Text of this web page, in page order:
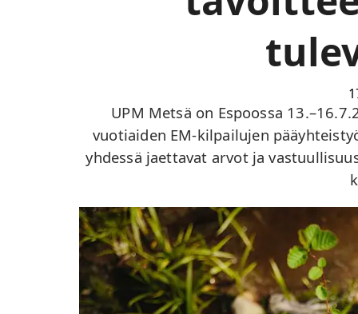
UPM Metsä on Espoossa
vuotiaiden EM-kilpailujen
yhdessä jaettavat arvot ja